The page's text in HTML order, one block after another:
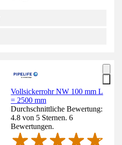
Vollsickerrohr NW 100 mm L
= 2500 mm
Durchschnittliche Bewertung:
4.8 von 5 Sternen. 6
Bewertungen.